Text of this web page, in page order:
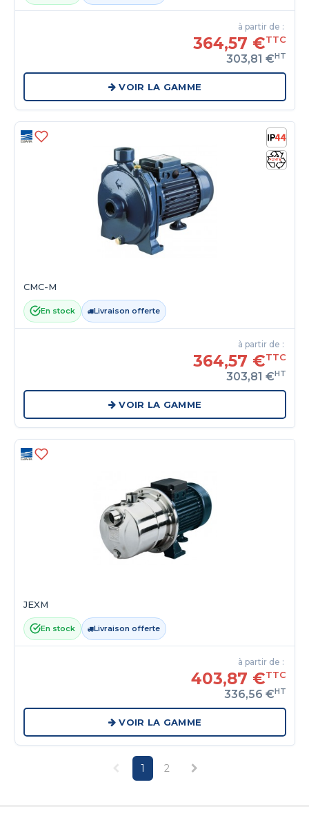
à partir de :
364,57 €TTC
303,81 €HT
VOIR LA GAMME
CMC-M
En stock Livraison offerte
à partir de :
364,57 €TTC
303,81 €HT
VOIR LA GAMME
JEXM
En stock Livraison offerte
à partir de :
403,87 €TTC
336,56 €HT
VOIR LA GAMME
1 2